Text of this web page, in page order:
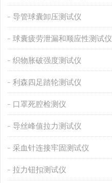
导管球囊卸压测试仪
球囊疲劳泄漏和顺应性测试仪
织物胀破强度测试仪
利森四足踏轮测试仪
口罩死腔检测仪
导丝峰值拉力测试仪
采血针连接牢固测试仪
拉力钮扣测试仪